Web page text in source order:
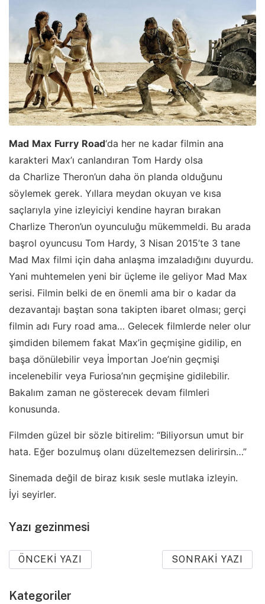
Mad Max Furry Road‘da her ne kadar filmin ana
karakteri Max’ı canlandıran Tom Hardy olsa
da Charlize Theron’un daha ön planda olduğunu
söylemek gerek. Yıllara meydan okuyan ve kısa
saçlarıyla yine izleyiciyi kendine hayran bırakan
Charlize Theron’un oyunculuğu mükemmeldi. Bu arada
başrol oyuncusu Tom Hardy, 3 Nisan 2015’te 3 tane
Mad Max filmi için daha anlaşma imzaladığını duyurdu.
Yani muhtemelen yeni bir üçleme ile geliyor Mad Max
serisi. Filmin belki de en önemli ama bir o kadar da
dezavantajı baştan sona takipten ibaret olması; gerçi
filmin adı Fury road ama… Gelecek filmlerde neler olur
şimdiden bilemem fakat Max’in geçmişine gidilip, en
başa dönülebilir veya İmportan Joe’nin geçmişi
incelenebilir veya Furiosa’nın geçmişine gidilebilir.
Bakalım zaman ne gösterecek devam filmleri
konusunda.
Filmden güzel bir sözle bitirelim: “Biliyorsun umut bir
hata. Eğer bozulmuş olanı düzeltemezsen delirirsin…”
Sinemada değil de biraz kısık sesle mutlaka izleyin.
İyi seyirler.
Yazı gezinmesi
ÖNCEKI YAZI SONRAKI YAZI
Kategoriler